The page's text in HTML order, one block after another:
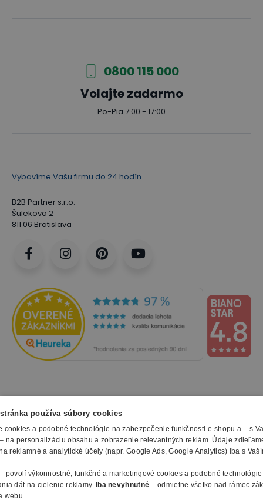
0800 115 000
Volajte zadarmo
Po-Pia 7:00 - 17:00
Vybavíme Vašu firmu do 24 hodín
B2B Partner s.r.o.
Šulekova 2
811 06 Bratislava
NAKUPOVANIE
Všetko o nákupe
Obchodné podmienky
Spôsoby platby
Záruky, servis a reklamácie
SLUŽBY
Reklamačný formulár
E-procurement
O FIRME
O nás
používa súbory cookies
cookies a podobné technológie na zabezpečenie funkčnosti e-shopu a – s
na personalizáciu obsahu a zobrazenie relevantných reklám. Údaje
reklamné a analytické účely (napr. Google Ads, Google Analytics) iba s
povolí výkonnostné, funkčné a marketingové cookies a podobné
dát na cielenie reklamy.
Iba nevyhnutné – odmietne všetko nad rámec
webu.